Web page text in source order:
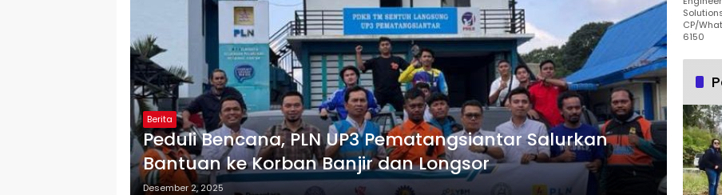
Berita
Peduli Bencana, PLN UP3 Pematangsiantar Salurkan
Bantuan ke Korban Banjir dan Longsor
Desember 2, 2025
CP/
6150